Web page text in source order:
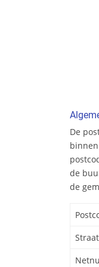
De
de
de
Straat